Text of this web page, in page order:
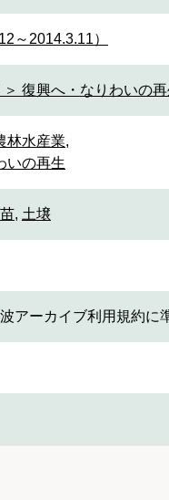
～2014.3.11）
復興へ・なりわいの
林水産業,
いの再生
苗, 土壌
アーカイブ利用規約に